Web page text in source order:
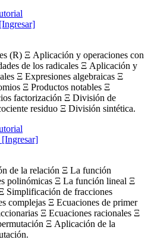
(R) Ξ Aplicación y operaciones con
de los radicales Ξ Aplicación y
Ξ Expresiones algebraicas Ξ
Ξ Productos notables Ξ
factorización Ξ División de
residuo Ξ División sintética.
[Ingresar]
de la relación Ξ La función
polinómicas Ξ La función lineal Ξ
Simplificación de fracciones
complejas Ξ Ecuaciones de primer
Ξ Ecuaciones racionales Ξ
Ξ Aplicación de la